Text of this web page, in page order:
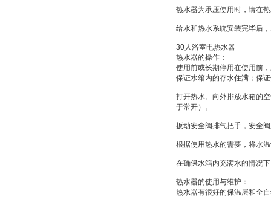
热水器为承压使用时，请在
给水和热水系统安装完毕后
30人浴室电热水器
热水器的操作：
使用前或长期停用在使用前
保证水箱内的存水住满；保
打开热水。向外排放水箱的
于常开）。
扳动安全阀排气把手，安全
根据使用热水的需要，将水
在确保水箱内充满水的情况
热水器的使用与维护：
热水器有很好的保温层和全